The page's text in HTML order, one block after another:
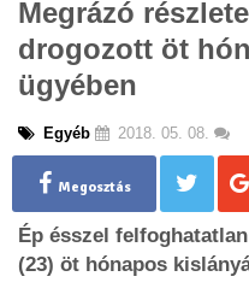
Megrázó
drogozott öt
ügyében
Egyéb 2018. 05. 08.
Megosztás
Ép ésszel
(23) öt hónapos